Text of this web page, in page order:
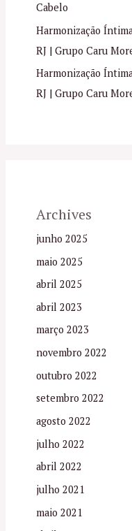
Cabelo
Harmonização
RJ | Grupo Caru
Harmonização
RJ | Grupo Caru
Archives
junho 2025
maio 2025
abril 2025
abril 2023
março 2023
novembro 2022
outubro 2022
setembro 2022
agosto 2022
julho 2022
abril 2022
julho 2021
maio 2021